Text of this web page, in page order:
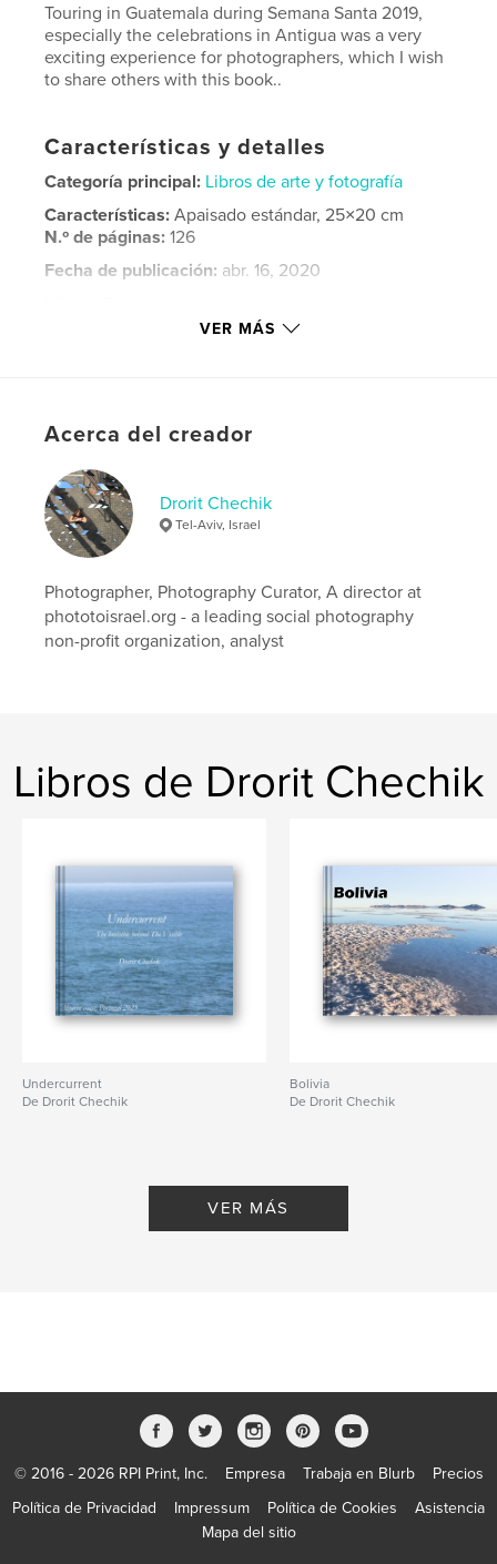
Touring in Guatemala during Semana Santa 2019,
especially the celebrations in Antigua was a very
exciting experience for photographers, which I wish
to share others with this book..
Características y detalles
Categoría principal: Libros de arte y fotografía
Características:Apaisado estándar, 25×20 cm
N.º de páginas:126
Fecha de publicación: abr. 16, 2020
VER MÁS
Acerca del creador
Drorit Chechik
Tel-Aviv, Israel
Photographer, Photography Curator, A director at
phototoisrael.org - a leading social photography
non-profit organization, analyst
Libros de Drorit Chechik
Undercurrent
De Drorit Chechik
Bolivia
De Drorit Chechik
VER MÁS
© 2016 - 2026 RPI Print, Inc. Empresa Trabaja en Blurb
Precios
Política de Privacidad
Impressum Política de Cookies
Asistencia
Mapa del sitio